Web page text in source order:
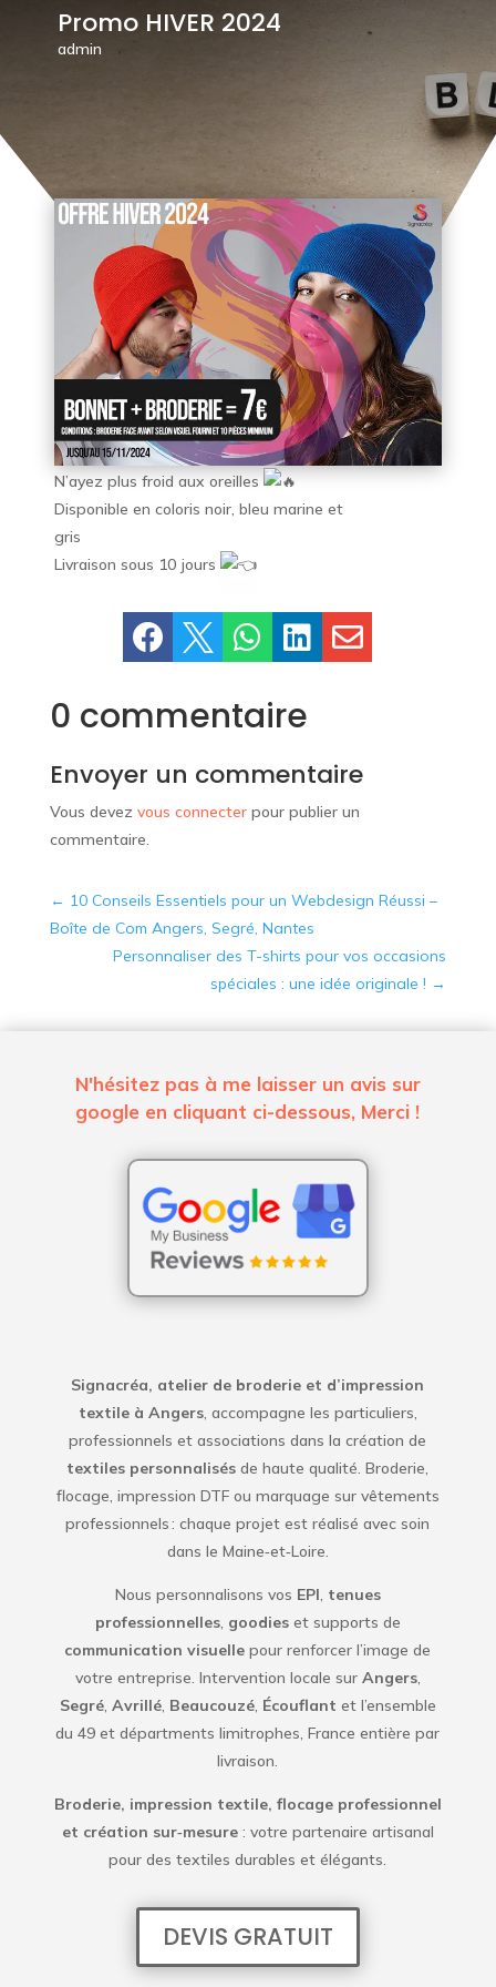
Promo HIVER 2024
admin
N’ayez plus froid aux oreilles
Disponible en coloris noir, bleu marine et
gris
Livraison sous 10 jours
    
0 commentaire
Envoyer un commentaire
Vous devez vous connecterpour publier un
commentaire.
← 10 Conseils Essentiels pour un Webdesign Réussi –
Boîte de Com Angers, Segré, Nantes
Personnaliser des T-shirts pour vos occasions
spéciales : une idée originale ! →
N'hésitez pas à me laisser un avis sur
google en cliquant ci-dessous, Merci !
Signacréa, atelier de broderie et d’impression
textile à Angers, accompagne les particuliers,
professionnels et associations dans la création de
textiles personnalisés de haute qualité. Broderie,
flocage, impression DTF ou marquage sur vêtements
professionnels : chaque projet est réalisé avec soin
dans le Maine‑et‑Loire.
Nous personnalisons vos EPI, tenues
professionnelles, goodieset supports de
communication visuelle pour renforcer l’image de
votre entreprise. Intervention locale sur Angers,
Segré, Avrillé, Beaucouzé, Écouflant et l’ensemble
du 49 et départments limitrophes, France entière par
livraison.
Broderie, impression textile, flocage professionnel
et création sur‑mesure: votre partenaire artisanal
pour des textiles durables et élégants.
DEVIS GRATUIT